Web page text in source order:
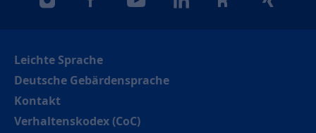
instagramfacebookyoutubelinkedinkununuxing
Leichte Sprache
Deutsche Gebärdensprache
Kontakt
Verhaltenskodex (CoC)